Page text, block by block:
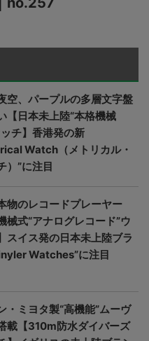
空、パープルの多層文字盤
【日本未上陸“本格機械
チ】香港発の新
Watch（メトリカル・
）”に注目
物のレコードプレーヤー
械式“アナログレコード”ウ
スイス発の日本未上陸ブラ
Watches”に注目
・ミヨタ製“高機能”ムーヴ
載【310m防水ダイバーズ